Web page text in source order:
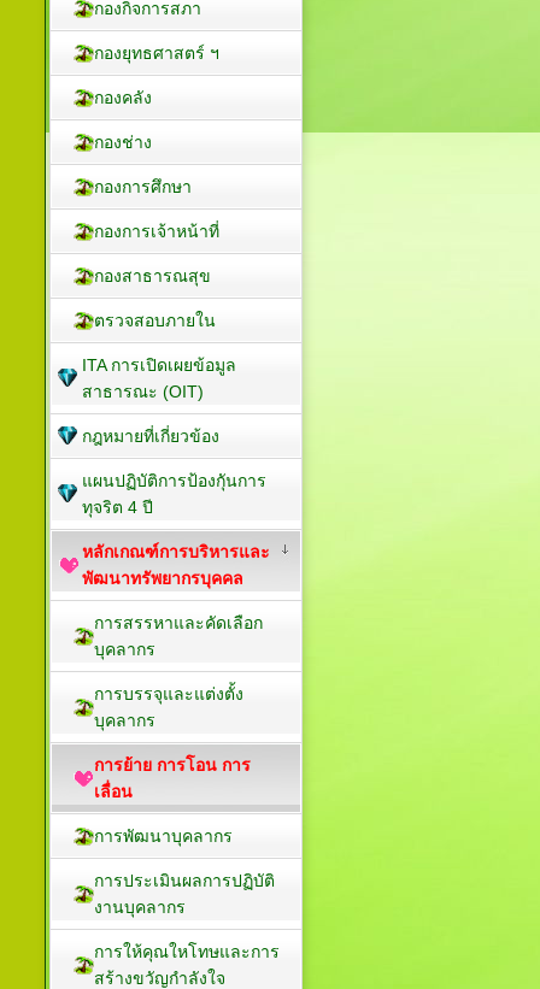
กองกิจการสภา
กองยุทธศาสตร์ ฯ
กองคลัง
กองช่าง
กองการศึกษา
กองการเจ้าหน้าที่
กองสาธารณสุข
ตรวจสอบภายใน
ITA การเปิดเผยข้อมูล
สาธารณะ (OIT)
กฎหมายที่เกี่ยวข้อง
แผนปฏิบัติการป้องกัุนการ
ทุจริต 4 ปี
หลักเกณฑ์การบริหารและ
พัฒนาทรัพยากรบุคคล
การสรรหาและคัดเลือก
บุคลากร
การบรรจุและแต่งตั้ง
บุคลากร
การย้าย การโอน การ
เลื่อน
การพัฒนาบุคลากร
การประเมินผลการปฏิบัติ
งานบุคลากร
การให้คุณใหโทษและการ
สร้างขวัญกำลังใจ